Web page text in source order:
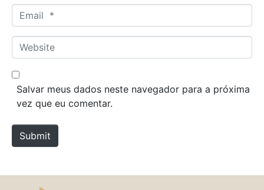
m
*
m
a
*
W
e
b
e
Salvar meus dados neste navegador para a próxima
vez que eu comentar.
Submit